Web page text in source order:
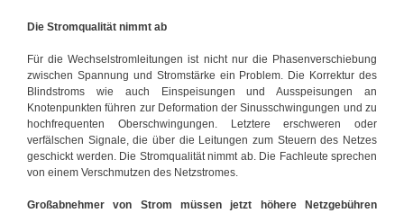
Die Stromqualität nimmt ab
Für die Wechselstromleitungen ist nicht nur die Phasenverschiebung
zwischen Spannung und Stromstärke ein Problem. Die Korrektur des
Blindstroms wie auch Einspeisungen und Ausspeisungen an
Knotenpunkten führen zur Deformation der Sinusschwingungen und zu
hochfrequenten Oberschwingungen. Letztere erschweren oder
verfälschen Signale, die über die Leitungen zum Steuern des Netzes
geschickt werden. Die Stromqualität nimmt ab. Die Fachleute sprechen
von einem Verschmutzen des Netzstromes.
Großabnehmer von Strom müssen jetzt höhere Netzgebühren